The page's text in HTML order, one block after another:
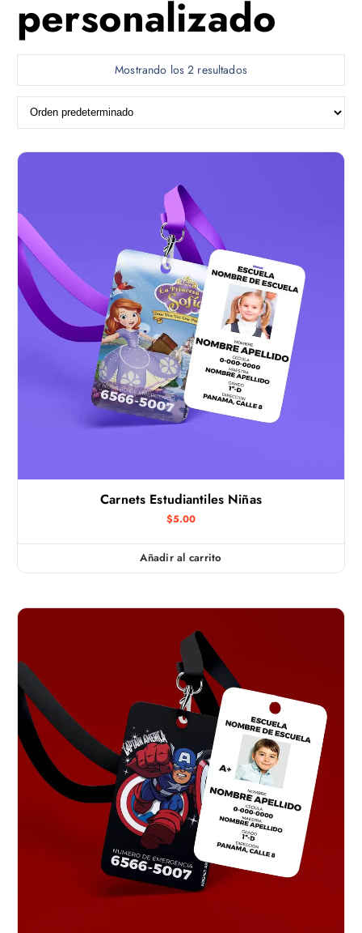
personalizado
Mostrando los 2 resultados
Carnets Estudiantiles Niñas
$5.00
Añadir al carrito